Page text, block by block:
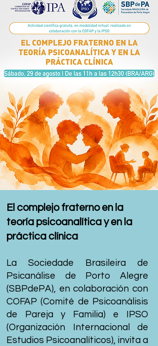
El complejo fraterno en la
teoría psicoanalítica y en la
práctica clínica
La Sociedade Brasileira de
Psicanálise de Porto Alegre
(SBPdePA), en colaboración con
COFAP (Comité de Psicoanálisis
de Pareja y Familia) e IPSO
(Organización Internacional de
Estudios Psicoanalíticos), invita a